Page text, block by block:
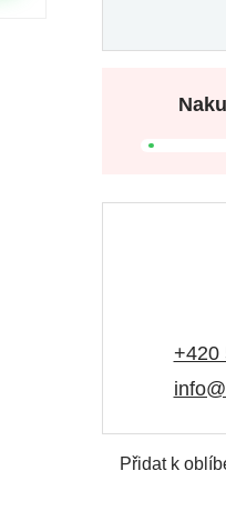
+420
Přidat k